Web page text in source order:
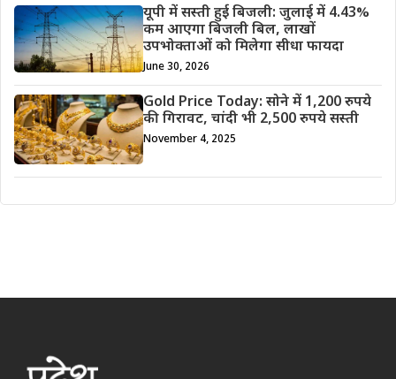
यूपी में सस्ती हुई बिजली: जुलाई में 4.43%
कम आएगा बिजली बिल, लाखों
उपभोक्ताओं को मिलेगा सीधा फायदा
June 30, 2026
Gold Price Today: सोने में 1,200 रुपये
की गिरावट, चांदी भी 2,500 रुपये सस्ती
November 4, 2025